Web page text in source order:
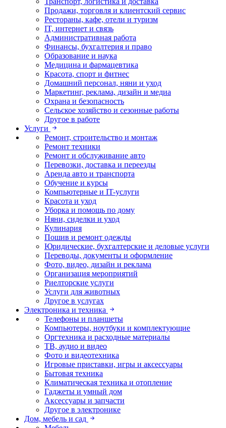
Продажи, торговля и клиентский сервис
Рестораны, кафе, отели и туризм
IT, интернет и связь
Административная работа
Финансы, бухгалтерия и право
Образование и наука
Медицина и фармацевтика
Красота, спорт и фитнес
Домашний персонал, няни и уход
Маркетинг, реклама, дизайн и медиа
Охрана и безопасность
Сельское хозяйство и сезонные работы
Другое в работе
Услуги
Ремонт, строительство и монтаж
Ремонт техники
Ремонт и обслуживание авто
Перевозки, доставка и переезды
Аренда авто и транспорта
Обучение и курсы
Компьютерные и IT-услуги
Красота и уход
Уборка и помощь по дому
Няни, сиделки и уход
Кулинария
Пошив и ремонт одежды
Юридические, бухгалтерские и деловые услуги
Переводы, документы и оформление
Фото, видео, дизайн и реклама
Организация мероприятий
Риелторские услуги
Услуги для животных
Другое в услугах
Электроника и техника
Телефоны и планшеты
Компьютеры, ноутбуки и комплектующие
Оргтехника и расходные материалы
ТВ, аудио и видео
Фото и видеотехника
Игровые приставки, игры и аксессуары
Бытовая техника
Климатическая техника и отопление
Гаджеты и умный дом
Аксессуары и запчасти
Другое в электронике
Дом, мебель и сад